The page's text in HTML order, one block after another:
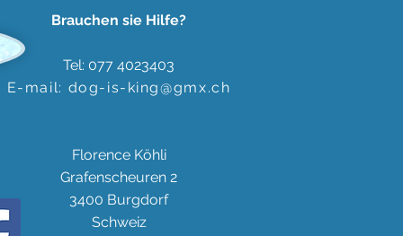
Brauchen sie Hilfe?
Tel: 077 4023403
E-mail: dog-is-king@gmx.ch
Florence Köhli
Grafenscheuren 2
3400 Burgdorf
Schweiz